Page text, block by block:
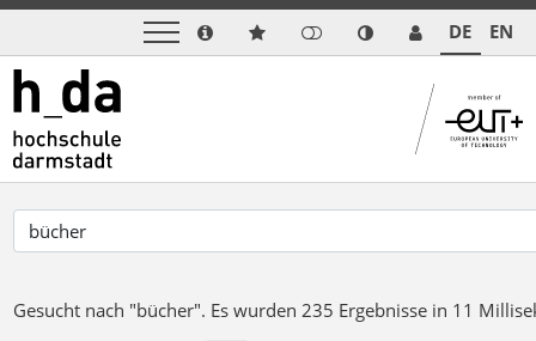
DE EN
Gesucht nach "bücher". Es wurden 235 Ergebnisse in 11